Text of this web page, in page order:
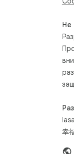
-
-
-
幸
Не